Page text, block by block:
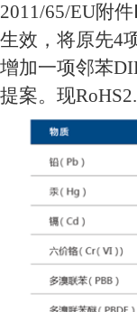
2011/65/EU附
生效，将原先4
增加一项邻苯
提案。现